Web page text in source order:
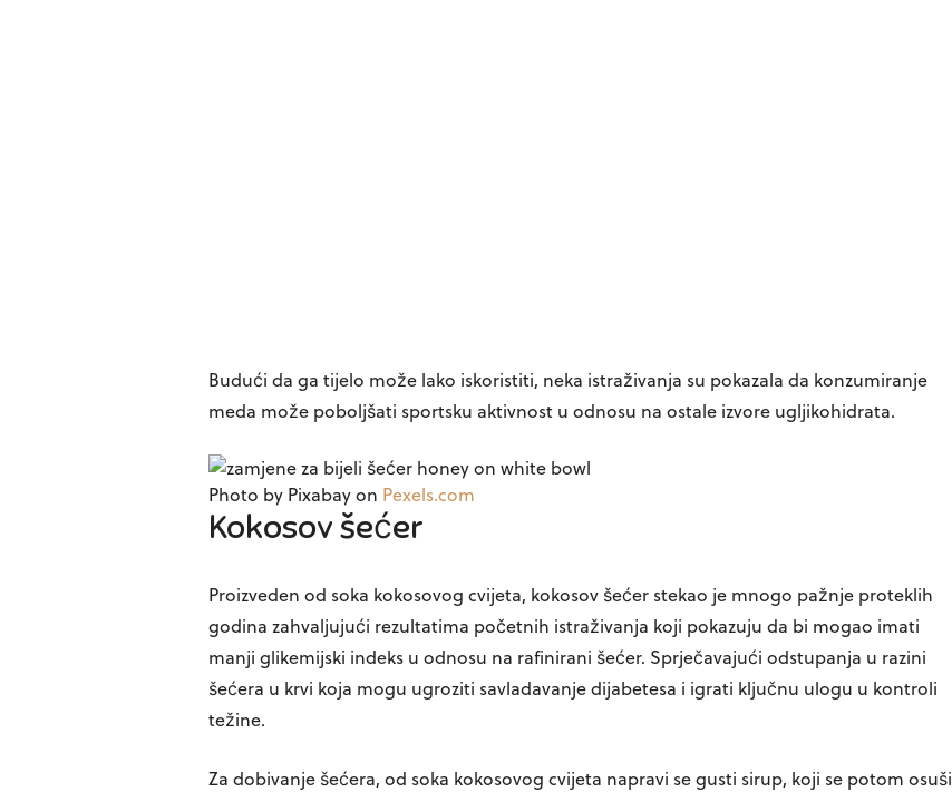
Budući da ga tijelo može lako iskoristiti, neka istraživanja su pokazala da konzumiranje
meda može poboljšati sportsku aktivnost u odnosu na ostale izvore ugljikohidrata.
Photo by Pixabay on Pexels.com
Kokosov šećer
Proizveden od soka kokosovog cvijeta, kokosov šećer stekao je mnogo pažnje proteklih
godina zahvaljujući rezultatima početnih istraživanja koji pokazuju da bi mogao imati
manji glikemijski indeks u odnosu na rafinirani šećer. Sprječavajući odstupanja u razini
šećera u krvi koja mogu ugroziti savladavanje dijabetesa i igrati ključnu ulogu u kontroli
težine.
Za dobivanje šećera, od soka kokosovog cvijeta napravi se gusti sirup, koji se potom osuši